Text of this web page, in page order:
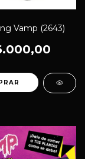
Vamp (2643)